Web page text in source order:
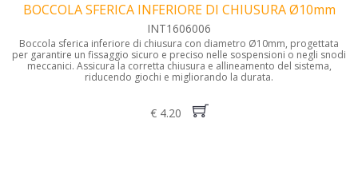
BOCCOLA SFERICA INFERIORE DI CHIUSURA Ø10mm
INT1606006
Boccola sferica inferiore di chiusura con diametro Ø10mm, progettata
per garantire un fissaggio sicuro e preciso nelle sospensioni o negli snodi
meccanici. Assicura la corretta chiusura e allineamento del sistema,
riducendo giochi e migliorando la durata.
€ 4.20